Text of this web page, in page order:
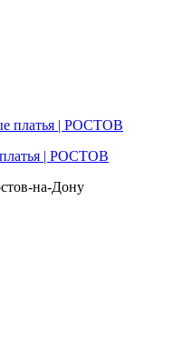
| РОСТОВ
на-Дону